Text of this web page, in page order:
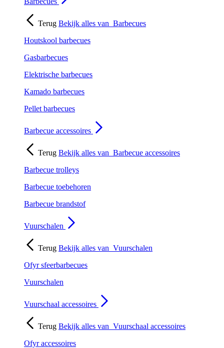
Terug Bekijk alles van Barbecues
Houtskool barbecues
Gasbarbecues
Elektrische barbecues
Kamado barbecues
Pellet barbecues
Barbecue accessoires
Terug Bekijk alles van Barbecue accessoires
Barbecue trolleys
Barbecue toebehoren
Barbecue brandstof
Vuurschalen
Terug Bekijk alles van Vuurschalen
Ofyr sfeerbarbecues
Vuurschalen
Vuurschaal accessoires
Terug Bekijk alles van Vuurschaal accessoires
Ofyr accessoires